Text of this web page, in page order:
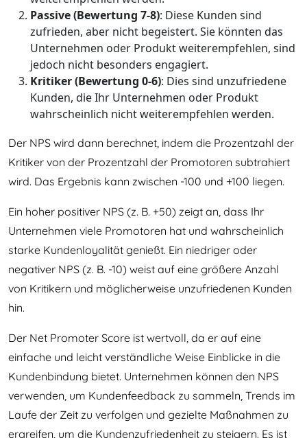
Passive (Bewertung 7-8): Diese Kunden sind
zufrieden, aber nicht begeistert. Sie könnten das
Unternehmen oder Produkt weiterempfehlen, sind
jedoch nicht besonders engagiert.
Kritiker (Bewertung 0-6): Dies sind unzufriedene
Kunden, die Ihr Unternehmen oder Produkt
wahrscheinlich nicht weiterempfehlen werden.
Der NPS wird dann berechnet, indem die Prozentzahl der
Kritiker von der Prozentzahl der Promotoren subtrahiert
wird. Das Ergebnis kann zwischen -100 und +100 liegen.
Ein hoher positiver NPS (z. B. +50) zeigt an, dass Ihr
Unternehmen viele Promotoren hat und wahrscheinlich
starke Kundenloyalität genießt. Ein niedriger oder
negativer NPS (z. B. -10) weist auf eine größere Anzahl
von Kritikern und möglicherweise unzufriedenen Kunden
hin.
Der Net Promoter Score ist wertvoll, da er auf eine
einfache und leicht verständliche Weise Einblicke in die
Kundenbindung bietet. Unternehmen können den NPS
verwenden, um Kundenfeedback zu sammeln, Trends im
Laufe der Zeit zu verfolgen und gezielte Maßnahmen zu
ergreifen, um die Kundenzufriedenheit zu steigern. Es ist